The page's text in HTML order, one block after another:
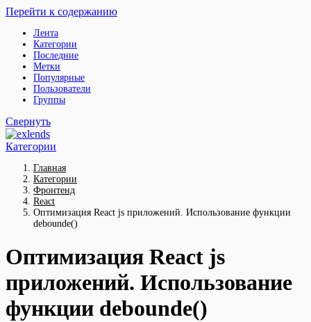
Перейти к содержанию
Лента
Категории
Последние
Метки
Популярные
Пользователи
Группы
Свернуть
Категории
Главная
Категории
Фронтенд
React
Оптимизация React js приложений. Использование функции
debounde()
Оптимизация React js
приложений. Использование
функции debounde()